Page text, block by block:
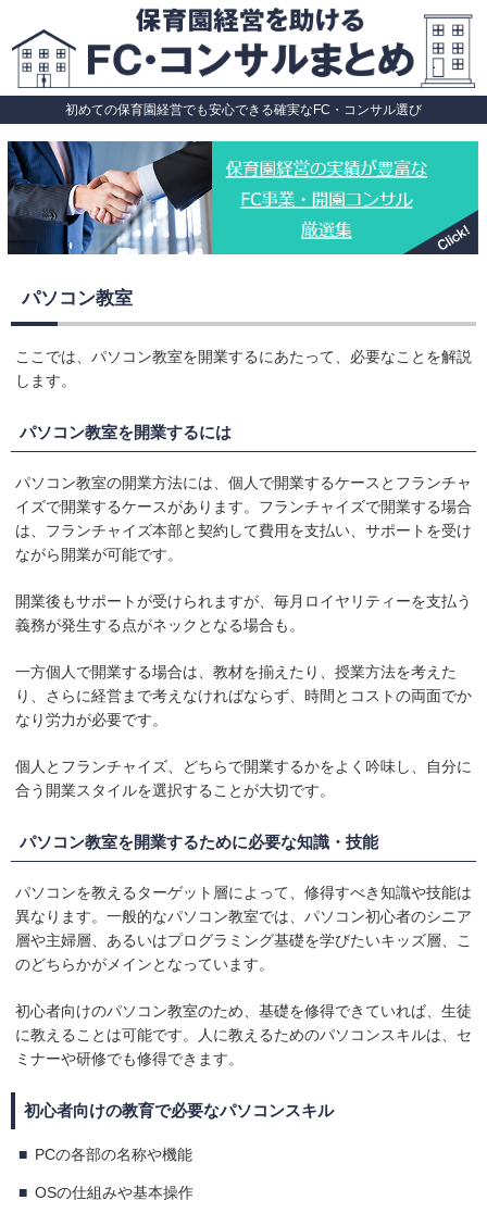
初めての保育園経営でも安心できる確実なFC・コンサル選び
パソコン教室
ここでは、パソコン教室を開業するにあたって、必要なことを解説
します。
パソコン教室を開業するには
パソコン教室の開業方法には、個人で開業するケースとフランチャ
イズで開業するケースがあります。フランチャイズで開業する場合
は、フランチャイズ本部と契約して費用を支払い、サポートを受け
ながら開業が可能です。
開業後もサポートが受けられますが、毎月ロイヤリティーを支払う
義務が発生する点がネックとなる場合も。
一方個人で開業する場合は、教材を揃えたり、授業方法を考えた
り、さらに経営まで考えなければならず、時間とコストの両面でか
なり労力が必要です。
個人とフランチャイズ、どちらで開業するかをよく吟味し、自分に
合う開業スタイルを選択することが大切です。
パソコン教室を開業するために必要な知識・技能
パソコンを教えるターゲット層によって、修得すべき知識や技能は
異なります。一般的なパソコン教室では、パソコン初心者のシニア
層や主婦層、あるいはプログラミング基礎を学びたいキッズ層、こ
のどちらかがメインとなっています。
初心者向けのパソコン教室のため、基礎を修得できていれば、生徒
に教えることは可能です。人に教えるためのパソコンスキルは、セ
ミナーや研修でも修得できます。
初心者向けの教育で必要なパソコンスキル
PCの各部の名称や機能
OSの仕組みや基本操作